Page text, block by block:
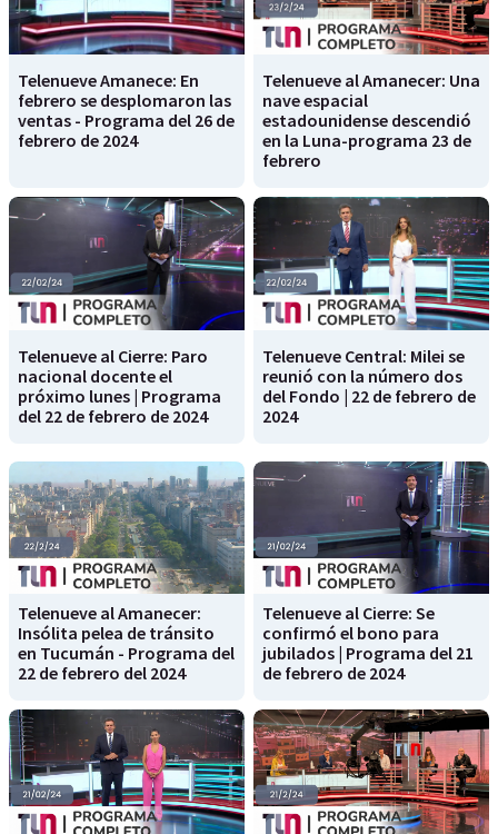
Telenueve Amanece: En
febrero se desplomaron las
ventas - Programa del 26 de
febrero de 2024
Telenueve al Amanecer: Una
nave espacial
estadounidense descendió
en la Luna-programa 23 de
febrero
Telenueve al Cierre: Paro
nacional docente el
próximo lunes | Programa
del 22 de febrero de 2024
Telenueve Central: Milei se
reunió con la número dos
del Fondo | 22 de febrero de
2024
Telenueve al Amanecer:
Insólita pelea de tránsito
en Tucumán - Programa del
22 de febrero del 2024
Telenueve al Cierre: Se
confirmó el bono para
jubilados | Programa del 21
de febrero de 2024